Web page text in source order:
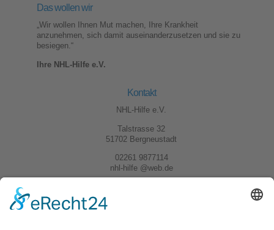
Das wollen wir
„Wir wollen Ihnen Mut machen, Ihre Krankheit
anzunehmen, sich damit auseinanderzusetzen und sie zu
besiegen.“
Ihre NHL-Hilfe e.V.
Kontakt
NHL-Hilfe e.V.
Talstrasse 32
51702 Bergneustadt
02261 9877114
nhl-hilfe @web.de